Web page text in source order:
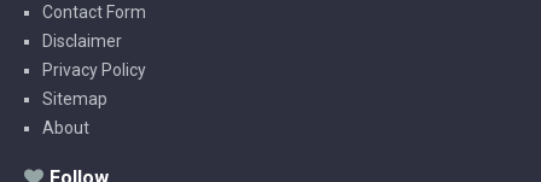
Contact Form
Disclaimer
Privacy Policy
Sitemap
About
Follow